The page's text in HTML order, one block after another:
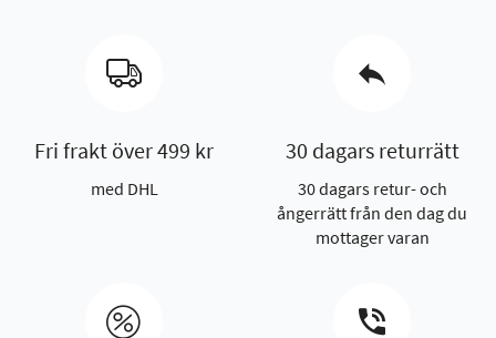
Fri frakt över 499 kr
med DHL
30 dagars returrätt
30 dagars retur- och
ångerrätt från den dag du
mottager varan